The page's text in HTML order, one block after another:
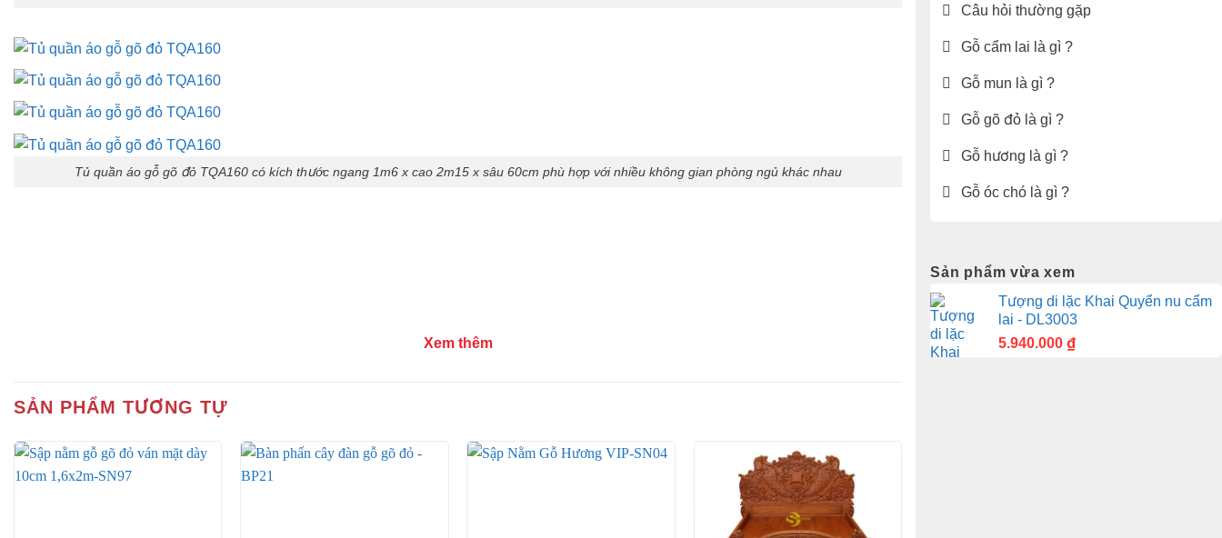
Câu hỏi thường gặp
Gỗ cẩm lai là gì ?
Gỗ mun là gì ?
Gỗ gõ đỏ là gì ?
Gỗ hương là gì ?
Gỗ óc chó là gì ?
Sản phẩm vừa xem
Tượng di lặc Khai Quyển nu cẩm
lai - DL3003
5.940.000 ₫
Tủ quần áo gỗ gõ đỏ TQA160 có kích thước ngang 1m6 x cao 2m15 x sâu 60cm phù hợp với nhiều không gian phòng ngủ khác nhau
Xem thêm
SẢN PHẨM TƯƠNG TỰ